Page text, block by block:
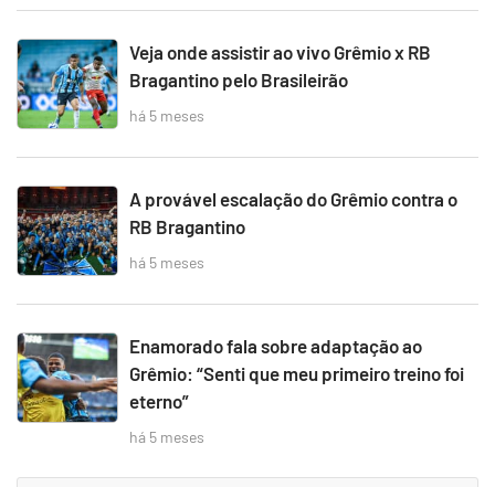
Veja onde assistir ao vivo Grêmio x RB
Bragantino pelo Brasileirão
há 5 meses
A provável escalação do Grêmio contra o
RB Bragantino
há 5 meses
Enamorado fala sobre adaptação ao
Grêmio: “Senti que meu primeiro treino foi
eterno”
há 5 meses